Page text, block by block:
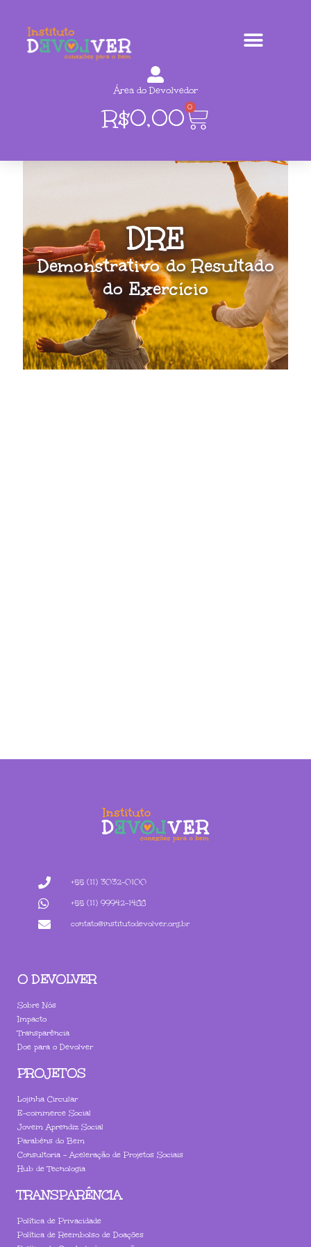
Área do Devolvedor
R$0,00 0
DRE
Demonstrativo do Resultado
do Exercício
+55 (11) 3032-0100
+55 (11) 99942-1488
contato@institutodevolver.org.br
O DEVOLVER
Sobre Nós
Impacto
Transparência
Doe para o Devolver
PROJETOS
Lojinha Circular
E-commerce Social
Jovem Aprendiz Social
Parabéns do Bem
Consultoria - Aceleração de Projetos Sociais
Hub de Tecnologia
TRANSPARÊNCIA
Política de Privacidade
Política de Reembolso de Doações